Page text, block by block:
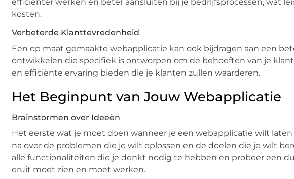
kosten.
Verbeterde Klanttevredenheid
Een op maat gemaakte webapplicatie kan ook bijdragen aan een
ontwikkelen die specifiek is ontworpen om de behoeften van je
en efficiënte ervaring bieden die je klanten zullen waarderen.
Het Beginpunt van Jouw Webapplicatie
Brainstormen over Ideeën
Het eerste wat je moet doen wanneer je een webapplicatie wilt
na over de problemen die je wilt oplossen en de doelen die je wilt
alle functionaliteiten die je denkt nodig te hebben en probeer een
eruit moet zien en moet werken.